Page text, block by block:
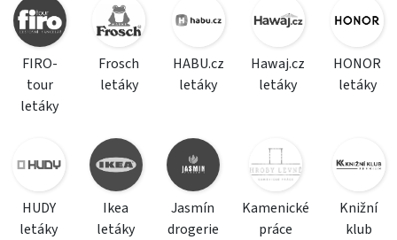
FIRO-
tour
letáky
Frosch
letáky
HABU.cz
letáky
Hawaj.cz
letáky
HONOR
letáky
HUDY
letáky
Ikea
letáky
Jasmín
drogerie
Kamenické
práce
Knižní
klub